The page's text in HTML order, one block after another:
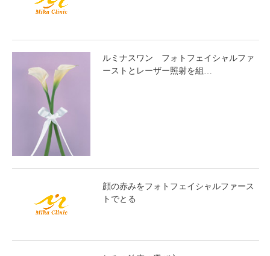
ルミナスワン フォトフェイシャルファ
ーストとレーザー照射を組…
顔の赤みをフォトフェイシャルファース
トでとる